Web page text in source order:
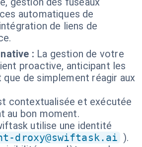
automatiques de
de liens de
: La gestion de votre
proactive, anticipant les
de simplement réagir aux
contextualisée et exécutée
au bon moment.
utilise une identité
droxy@swiftask.ai ).